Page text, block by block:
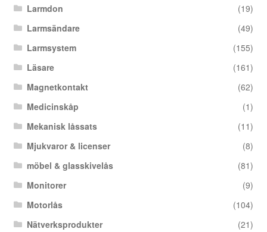
Larmdon
(19)
Larmsändare
(49)
Larmsystem
(155)
Läsare
(161)
Magnetkontakt
(62)
Medicinskåp
(1)
Mekanisk låssats
(11)
Mjukvaror & licenser
(8)
möbel & glasskivelås
(81)
Monitorer
(9)
Motorlås
(104)
Nätverksprodukter
(21)